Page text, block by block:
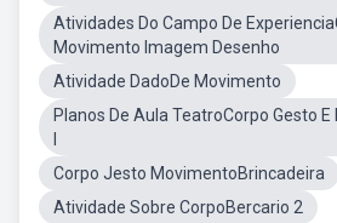
Atividades Do Campo De
Movimento Imagem Desenho
Atividade DadoDe Movimento
Planos De Aula TeatroCorpo Gesto
Corpo Jesto MovimentoBrincadeira
Atividade Sobre CorpoBercario 2